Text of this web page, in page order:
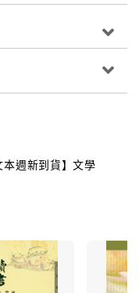
學化學博士。已
本週新到貨】文學